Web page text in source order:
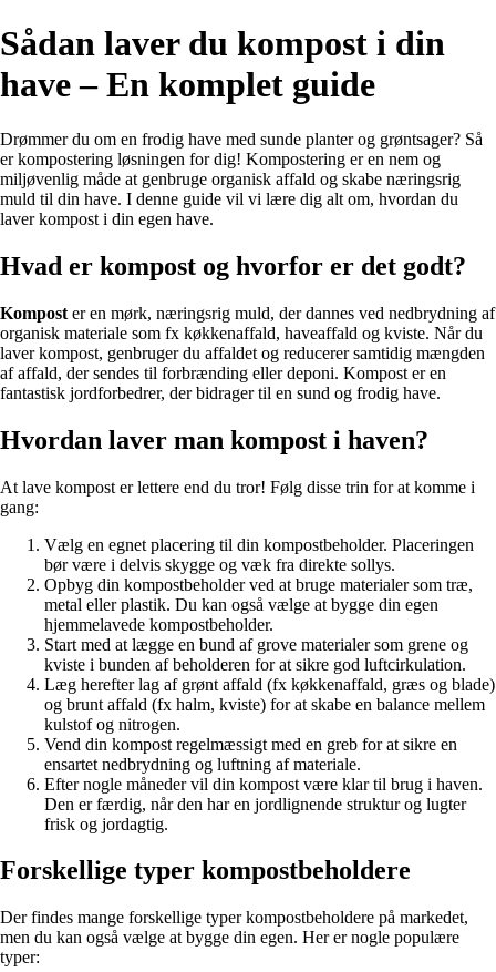
Sådan laver du kompost i din
have – En komplet guide
Drømmer du om en frodig have med sunde planter og grøntsager? Så
er kompostering løsningen for dig! Kompostering er en nem og
miljøvenlig måde at genbruge organisk affald og skabe næringsrig
muld til din have. I denne guide vil vi lære dig alt om, hvordan du
laver kompost i din egen have.
Hvad er kompost og hvorfor er det godt?
Kompost er en mørk, næringsrig muld, der dannes ved nedbrydning af
organisk materiale som fx køkkenaffald, haveaffald og kviste. Når du
laver kompost, genbruger du affaldet og reducerer samtidig mængden
af affald, der sendes til forbrænding eller deponi. Kompost er en
fantastisk jordforbedrer, der bidrager til en sund og frodig have.
Hvordan laver man kompost i haven?
At lave kompost er lettere end du tror! Følg disse trin for at komme i
gang:
Vælg en egnet placering til din kompostbeholder. Placeringen
bør være i delvis skygge og væk fra direkte sollys.
Opbyg din kompostbeholder ved at bruge materialer som træ,
metal eller plastik. Du kan også vælge at bygge din egen
hjemmelavede kompostbeholder.
Start med at lægge en bund af grove materialer som grene og
kviste i bunden af beholderen for at sikre god luftcirkulation.
Læg herefter lag af grønt affald (fx køkkenaffald, græs og blade)
og brunt affald (fx halm, kviste) for at skabe en balance mellem
kulstof og nitrogen.
Vend din kompost regelmæssigt med en greb for at sikre en
ensartet nedbrydning og luftning af materiale.
Efter nogle måneder vil din kompost være klar til brug i haven.
Den er færdig, når den har en jordlignende struktur og lugter
frisk og jordagtig.
Forskellige typer kompostbeholdere
Der findes mange forskellige typer kompostbeholdere på markedet,
men du kan også vælge at bygge din egen. Her er nogle populære
typer: